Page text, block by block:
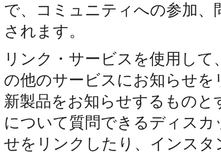
で、コミュニティへの参加
されます。
リンク・サービスを使用し
の他のサービスにお知らせ
新製品をお知らせするもの
について質問できるディス
せをリンクしたり、インス